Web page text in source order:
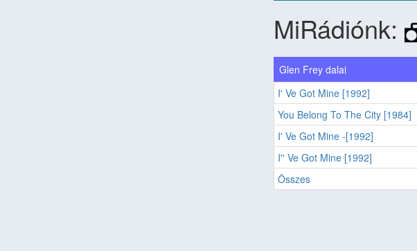
MiRádiónk:
Glen Frey dalai
I' Ve Got Mine [1992]
You Belong To The City [1984]
I' Ve Got Mine -[1992]
I'' Ve Got Mine [1992]
Összes